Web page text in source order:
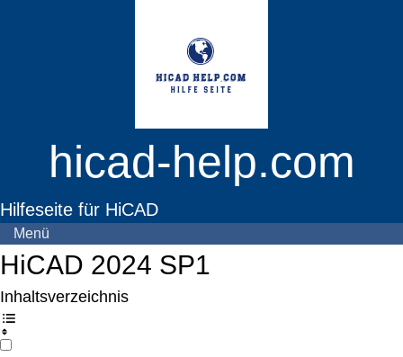
hicad-help.com
Hilfeseite für HiCAD
Menü
HiCAD 2024 SP1
Inhaltsverzeichnis